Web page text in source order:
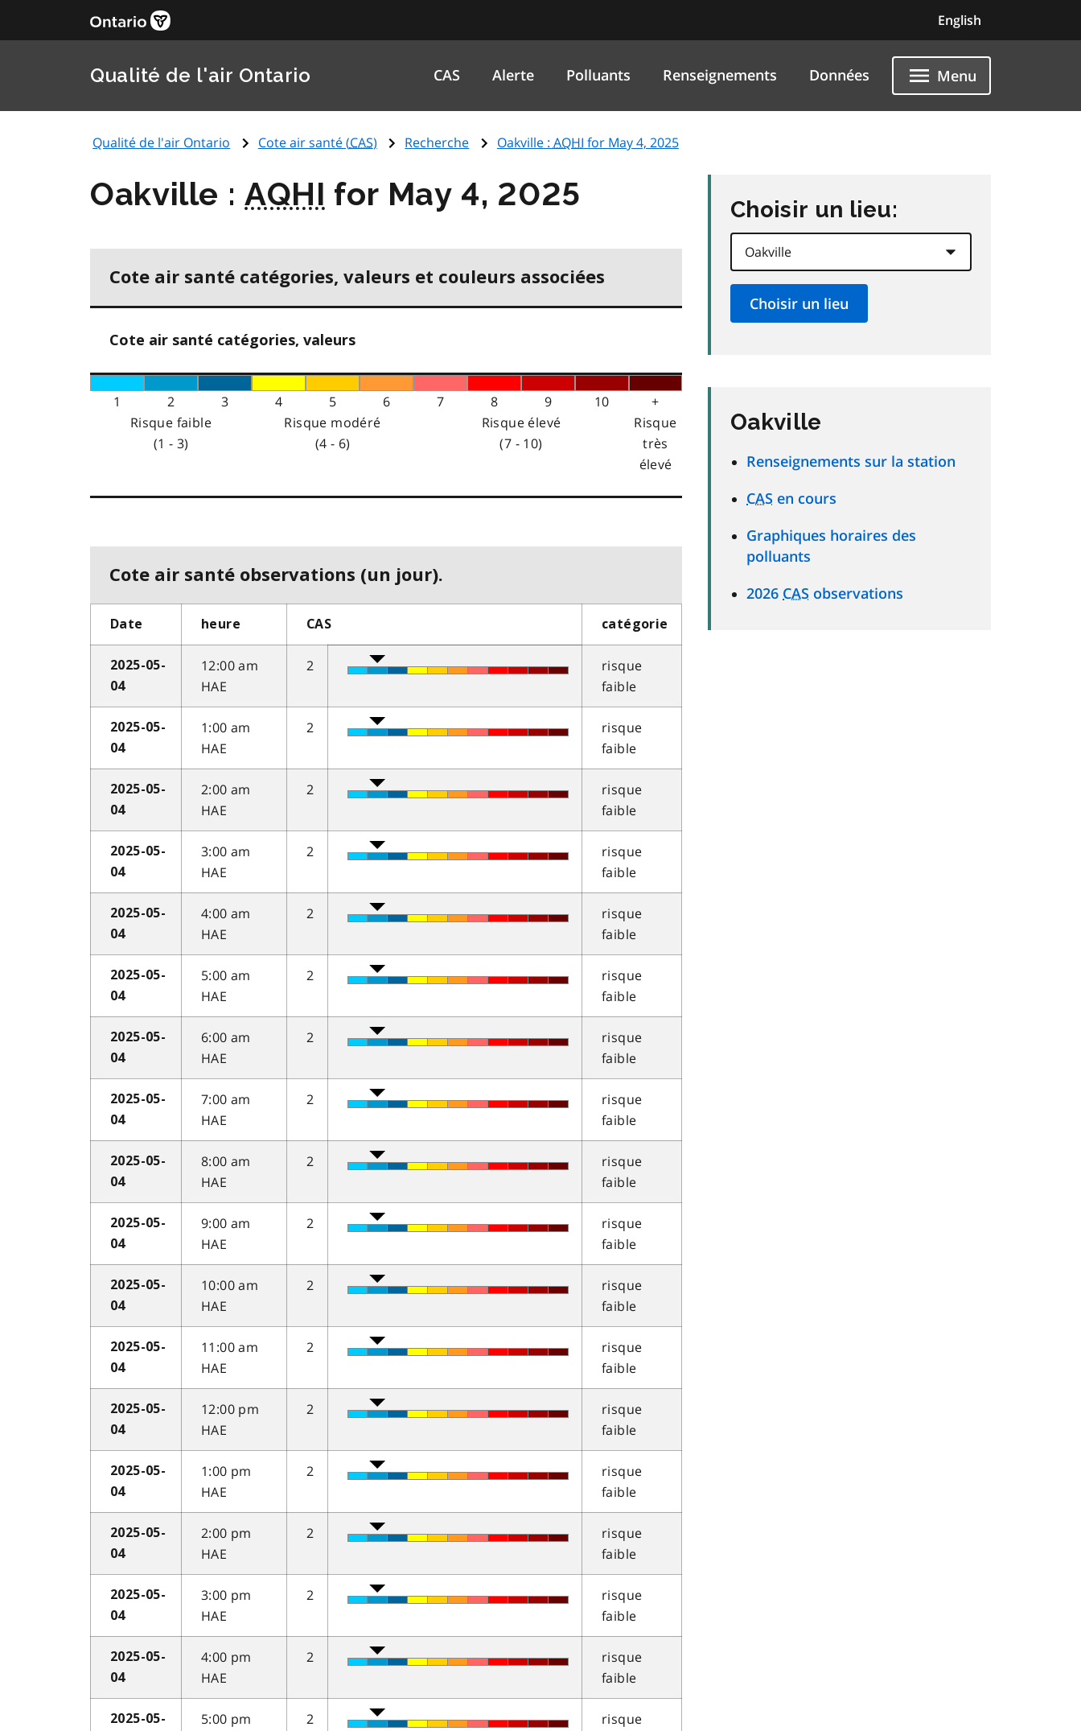
English
Qualité de l'air Ontario CAS Alerte Polluants Renseignements Données Menu
Qualité de l'air Ontario Cote air santé (CAS) Recherche Oakville : AQHI for May 4, 2025
Oakville :AQHI for May 4, 2025
Cote air santé catégories, valeurs et couleurs associées
Cote air santé catégories, valeurs
1 2 3 4 5 6 7 8 9 10
+
Risque faible
(1 - 3)
Risque modéré
(4 - 6)
Risque élevé
(7 - 10)
Risque
très
élevé
Cote air santé observations (un jour).
Date heure CAS catégorie
2025-05-
04
12:00 am
HAE
2
risque
faible
2025-05-
04
1:00 am
HAE
2
risque
faible
2025-05-
04
2:00 am
HAE
2
risque
faible
2025-05-
04
3:00 am
HAE
2
risque
faible
2025-05-
04
4:00 am
HAE
2
risque
faible
2025-05-
04
5:00 am
HAE
2
risque
faible
2025-05-
04
6:00 am
HAE
2
risque
faible
2025-05-
04
7:00 am
HAE
2
risque
faible
2025-05-
04
8:00 am
HAE
2
risque
faible
2025-05-
04
9:00 am
HAE
2
risque
faible
2025-05-
04
10:00 am
HAE
2
risque
faible
2025-05-
04
11:00 am
HAE
2
risque
faible
2025-05-
04
12:00 pm
HAE
2
risque
faible
2025-05-
04
1:00 pm
HAE
2
risque
faible
2025-05-
04
2:00 pm
HAE
2
risque
faible
2025-05-
04
3:00 pm
HAE
2
risque
faible
2025-05-
04
4:00 pm
HAE
2
risque
faible
2025-05-
5:00 pm
2
risque
Choisir un lieu:
Oakville
Renseignements sur la station
CAS en cours
Graphiques horaires des
polluants
2026 CAS observations